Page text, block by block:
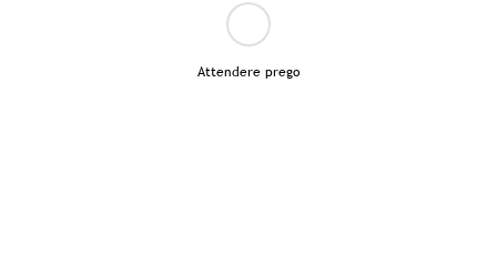
Attendere prego